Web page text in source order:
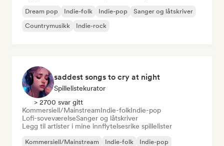
Dream pop Indie-folk Indie-pop
Sanger og låtskriver
Countrymusikk
Indie-rock
saddest songs to cry at night
Spillelistekurator
> 2700 svar gitt
Kommersiell/MainstreamIndie-folkIndie-pop
Lofi-soveværelseSanger og låtskriver
Legg til artister i mine innflytelsesrike spillelister
Kommersiell/Mainstream Indie-folk
Indie-pop